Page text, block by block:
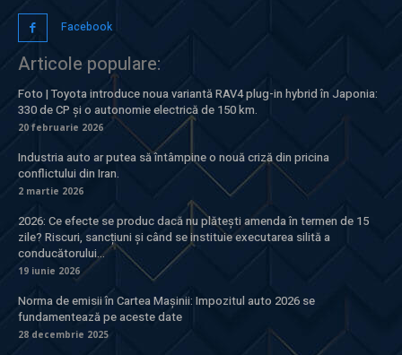
Facebook
Articole populare:
Foto | Toyota introduce noua variantă RAV4 plug-in hybrid în Japonia:
330 de CP și o autonomie electrică de 150 km.
20 februarie 2026
Industria auto ar putea să întâmpine o nouă criză din pricina
conflictului din Iran.
2 martie 2026
2026: Ce efecte se produc dacă nu plătești amenda în termen de 15
zile? Riscuri, sancțiuni și când se instituie executarea silită a
conducătorului...
19 iunie 2026
Norma de emisii în Cartea Mașinii: Impozitul auto 2026 se
fundamentează pe aceste date
28 decembrie 2025